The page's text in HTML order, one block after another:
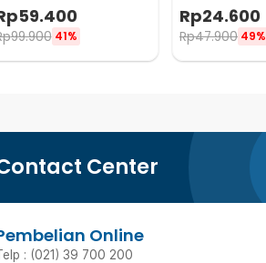
59.400
99.900 41%
45x30cm
Rp24.600
Rp47.900 49%
Center
Online
: (021) 39 700 200